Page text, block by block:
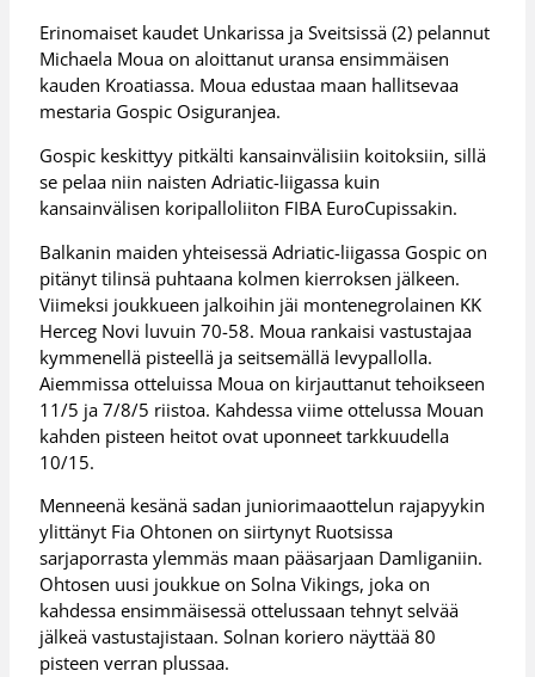
Erinomaiset kaudet Unkarissa ja Sveitsissä (2) pelannut
Michaela Moua on aloittanut uransa ensimmäisen
kauden Kroatiassa. Moua edustaa maan hallitsevaa
mestaria Gospic Osiguranjea.
Gospic keskittyy pitkälti kansainvälisiin koitoksiin, sillä
se pelaa niin naisten Adriatic-liigassa kuin
kansainvälisen koripalloliiton FIBA EuroCupissakin.
Balkanin maiden yhteisessä Adriatic-liigassa Gospic on
pitänyt tilinsä puhtaana kolmen kierroksen jälkeen.
Viimeksi joukkueen jalkoihin jäi montenegrolainen KK
Herceg Novi luvuin 70-58. Moua rankaisi vastustajaa
kymmenellä pisteellä ja seitsemällä levypallolla.
Aiemmissa otteluissa Moua on kirjauttanut tehoikseen
11/5 ja 7/8/5 riistoa. Kahdessa viime ottelussa Mouan
kahden pisteen heitot ovat uponneet tarkkuudella
10/15.
Menneenä kesänä sadan juniorimaaottelun rajapyykin
ylittänyt Fia Ohtonen on siirtynyt Ruotsissa
sarjaporrasta ylemmäs maan pääsarjaan Damliganiin.
Ohtosen uusi joukkue on Solna Vikings, joka on
kahdessa ensimmäisessä ottelussaan tehnyt selvää
jälkeä vastustajistaan. Solnan koriero näyttää 80
pisteen verran plussaa.